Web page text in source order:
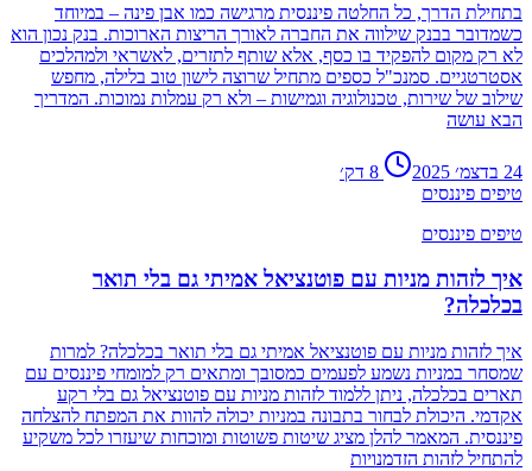
בתחילת הדרך, כל החלטה פיננסית מרגישה כמו אבן פינה – במיוחד
כשמדובר בבנק שילווה את החברה לאורך הריצות הארוכות. בנק נכון הוא
לא רק מקום להפקיד בו כסף, אלא שותף לתזרים, לאשראי ולמהלכים
אסטרטגיים. סמנכ"ל כספים מתחיל שרוצה לישון טוב בלילה, מחפש
שילוב של שירות, טכנולוגיה וגמישות – ולא רק עמלות נמוכות. המדריך
הבא עושה
24 בדצמ׳ 2025 8 דק׳
טיפים פיננסים
טיפים פיננסים
איך לזהות מניות עם פוטנציאל אמיתי גם בלי תואר
בכלכלה?
איך לזהות מניות עם פוטנציאל אמיתי גם בלי תואר בכלכלה? למרות
שמסחר במניות נשמע לפעמים כמסובך ומתאים רק למומחי פיננסים עם
תארים בכלכלה, ניתן ללמוד לזהות מניות עם פוטנציאל גם בלי רקע
אקדמי. היכולת לבחור בתבונה במניות יכולה להוות את המפתח להצלחה
פיננסית. המאמר להלן מציג שיטות פשוטות ומוכחות שיעזרו לכל משקיע
להתחיל לזהות הזדמנויות